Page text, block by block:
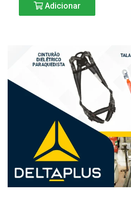
Adicionar